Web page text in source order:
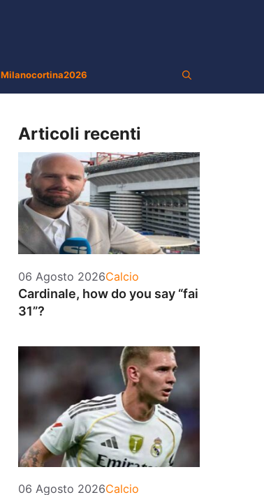
Milanocortina2026
Articoli recenti
06 Agosto 2026Categorie
Calcio
Cardinale, how do you say “fai
31”?
06 Agosto 2026Categorie
Calcio